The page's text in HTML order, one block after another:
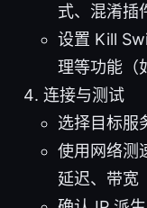
式、混淆插
设置 Kill
理等功能（
连接与测试
选择目标服
使用网络测
延迟、带宽